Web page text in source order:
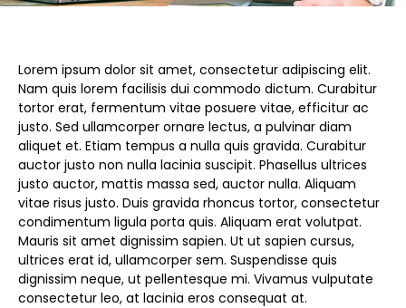
Lorem ipsum dolor sit amet, consectetur adipiscing elit.
Nam quis lorem facilisis dui commodo dictum. Curabitur
tortor erat, fermentum vitae posuere vitae, efficitur ac
justo. Sed ullamcorper ornare lectus, a pulvinar diam
aliquet et. Etiam tempus a nulla quis gravida. Curabitur
auctor justo non nulla lacinia suscipit. Phasellus ultrices
justo auctor, mattis massa sed, auctor nulla. Aliquam
vitae risus justo. Duis gravida rhoncus tortor, consectetur
condimentum ligula porta quis. Aliquam erat volutpat.
Mauris sit amet dignissim sapien. Ut ut sapien cursus,
ultrices erat id, ullamcorper sem. Suspendisse quis
dignissim neque, ut pellentesque mi. Vivamus vulputate
consectetur leo, at lacinia eros consequat at.